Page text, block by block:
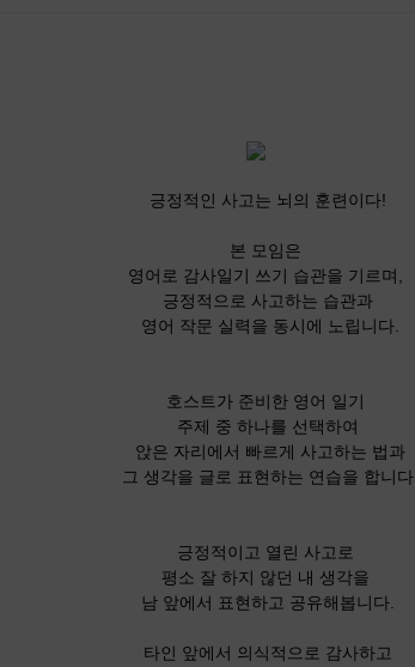
긍정적인 사고는 뇌의 훈련이다!
본 모임은
영어로 감사일기 쓰기 습관을 기르며,
긍정적으로 사고하는 습관과
영어 작문 실력을 동시에 노립니다.
호스트가 준비한 영어 일기
주제 중 하나를 선택하여
앉은 자리에서 빠르게 사고하는 법과
그 생각을 글로 표현하는 연습을 합니다.
긍정적이고 열린 사고로
평소 잘 하지 않던 내 생각을
남 앞에서 표현하고 공유해봅니다.
타인 앞에서 의식적으로 감사하고